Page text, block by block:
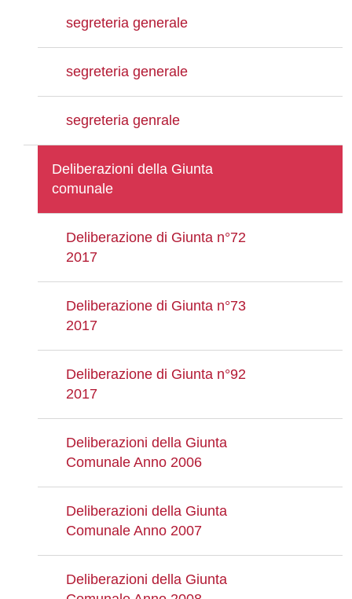
segreteria generale
segreteria generale
segreteria genrale
Deliberazioni della Giunta
comunale
Deliberazione di Giunta n°72
2017
Deliberazione di Giunta n°73
2017
Deliberazione di Giunta n°92
2017
Deliberazioni della Giunta
Comunale Anno 2006
Deliberazioni della Giunta
Comunale Anno 2007
Deliberazioni della Giunta